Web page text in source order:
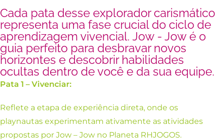
Cada pata desse explorador carismático
representa uma fase crucial do ciclo de
aprendizagem vivencial. Jow - Jow é o
guia perfeito para desbravar novos
horizontes e descobrir habilidades
ocultas dentro de você e da sua equipe.
Pata 1 – Vivenciar:
Reflete a etapa de experiência direta, onde os
playnautas experimentam ativamente as atividades
propostas por Jow – Jow no Planeta RHJOGOS.